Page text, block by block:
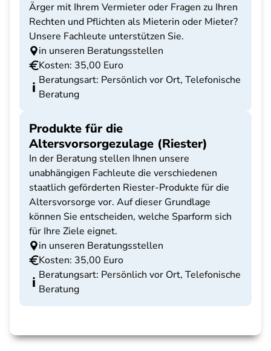
Ärger mit Ihrem Vermieter oder Fragen zu Ihren
Rechten und Pflichten als Mieterin oder Mieter?
Unsere Fachleute unterstützen Sie.
in unseren Beratungsstellen
Kosten: 35,00 Euro
Beratungsart: Persönlich vor Ort, Telefonische
Beratung
Produkte für die
Altersvorsorgezulage (Riester)
In der Beratung stellen Ihnen unsere
unabhängigen Fachleute die verschiedenen
staatlich geförderten Riester-Produkte für die
Altersvorsorge vor. Auf dieser Grundlage
können Sie entscheiden, welche Sparform sich
für Ihre Ziele eignet.
in unseren Beratungsstellen
Kosten: 35,00 Euro
Beratungsart: Persönlich vor Ort, Telefonische
Beratung